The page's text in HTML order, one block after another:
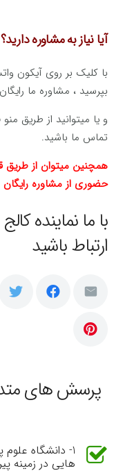
آیا نیاز به مشاوره دارید؟
با کلیک بر روی آیکون
بپرسید ، مشاوره ما
و یا میتوانید از طریق
تماس ما باشید.
همچنین میتوان از
حضوری از مشاوره رایگان
با ما نماینده
ارتباط باشید
پرسش های
1- دانشگاه
هایی در زمینه